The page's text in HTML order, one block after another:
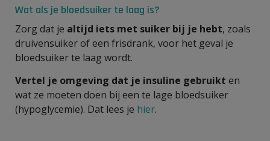
Wat als je bloedsuiker te laag is?
Zorg dat je altijd iets met suiker bij je hebt, zoals
druivensuiker of een frisdrank, voor het geval je
bloedsuiker te laag wordt.
Vertel je omgeving dat je insuline gebruikt en
wat ze moeten doen bij een te lage bloedsuiker
(hypoglycemie). Dat lees je hier.